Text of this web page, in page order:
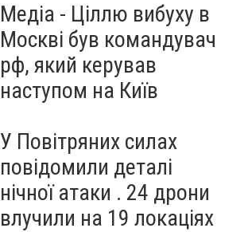
Медіа - Ціллю вибуху в
Москві був командувач
рф, який керував
наступом на Київ
У Повітряних силах
повідомили деталі
нічної атаки . 24 дрони
влучили на 19 локаціях